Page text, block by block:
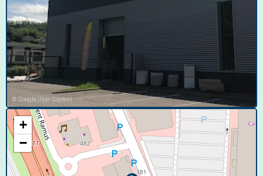
© Google User Content
+
−